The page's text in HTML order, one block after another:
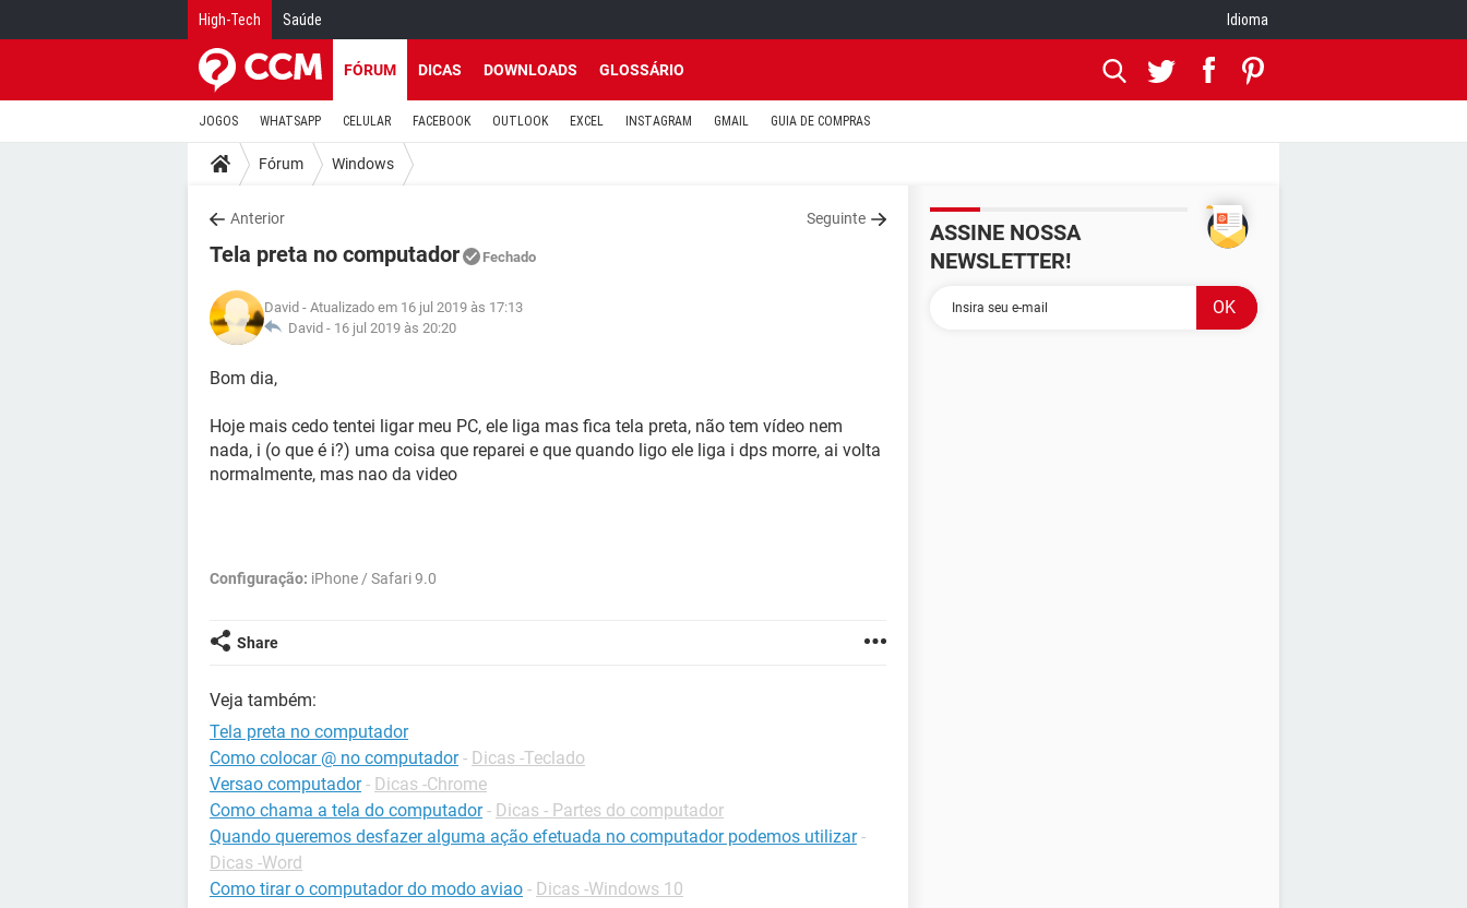
High-Tech Saúde Idioma
FÓRUM DICAS DOWNLOADS GLOSSÁRIO
JOGOS WHATSAPP CELULAR FACEBOOK OUTLOOK EXCEL INSTAGRAM GMAIL GUIA DE COMPRAS
Fórum Windows
Anterior Seguinte
Tela preta no computador Fechado
David - Atualizado em 16 jul 2019 às 17:13
David - 16 jul 2019 às 20:20
Bom dia,
Hoje mais cedo tentei ligar meu PC, ele liga mas fica tela preta, não tem vídeo nem
nada, i (o que é i?) uma coisa que reparei e que quando ligo ele liga i dps morre, ai volta
normalmente, mas nao da video
Configuração: iPhone / Safari 9.0
Share
Veja também:
Tela preta no computador
Como colocar @ no computador - Dicas -Teclado
Versao computador - Dicas -Chrome
Como chama a tela do computador - Dicas - Partes do computador
Quando queremos desfazer alguma ação efetuada no computador podemos utilizar -
Dicas -Word
Como tirar o computador do modo aviao - Dicas -Windows 10
ASSINE NOSSA
NEWSLETTER!